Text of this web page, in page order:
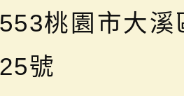
桃園市大溪
號